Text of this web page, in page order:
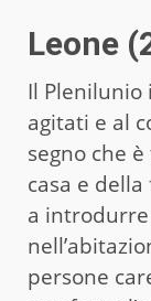
Leone
Il Plenilunio
agitati e al
segno che
casa e
a
persone